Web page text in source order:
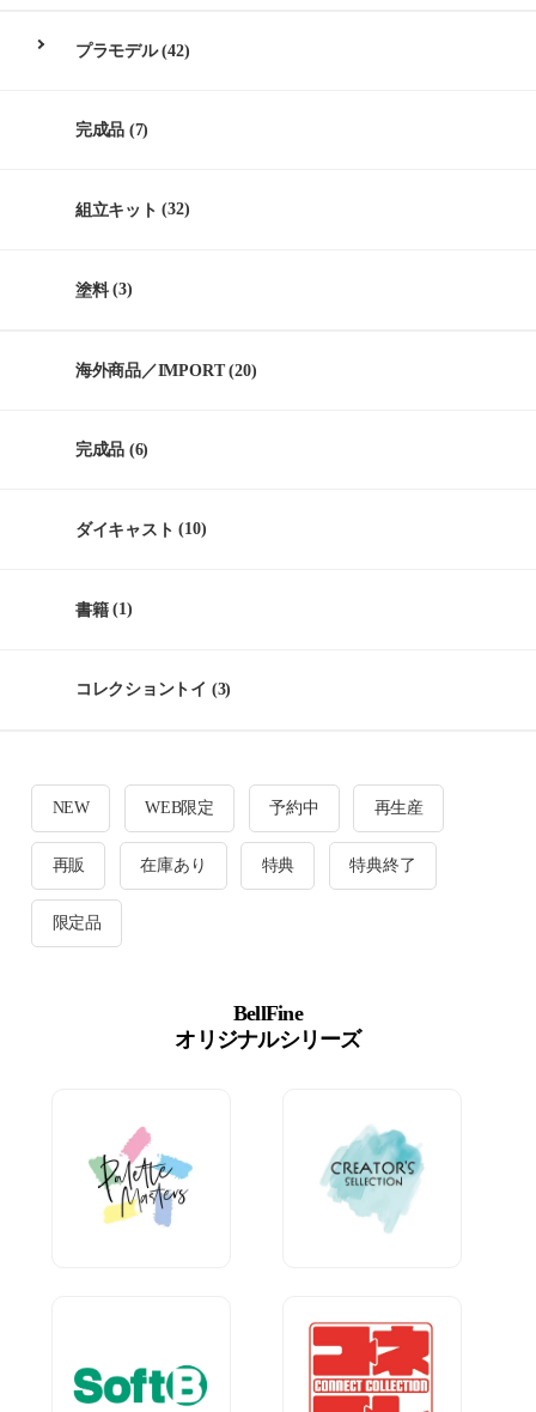
プラモデル(42)
完成品 (7)
組立キット (32)
塗料(3)
海外商品／IMPORT(20)
完成品 (6)
ダイキャスト (10)
書籍(1)
コレクショントイ (3)
NEW WEB限定 予約中 再生産
再販 在庫あり 特典 特典終了
限定品
BellFine
オリジナルシリーズ